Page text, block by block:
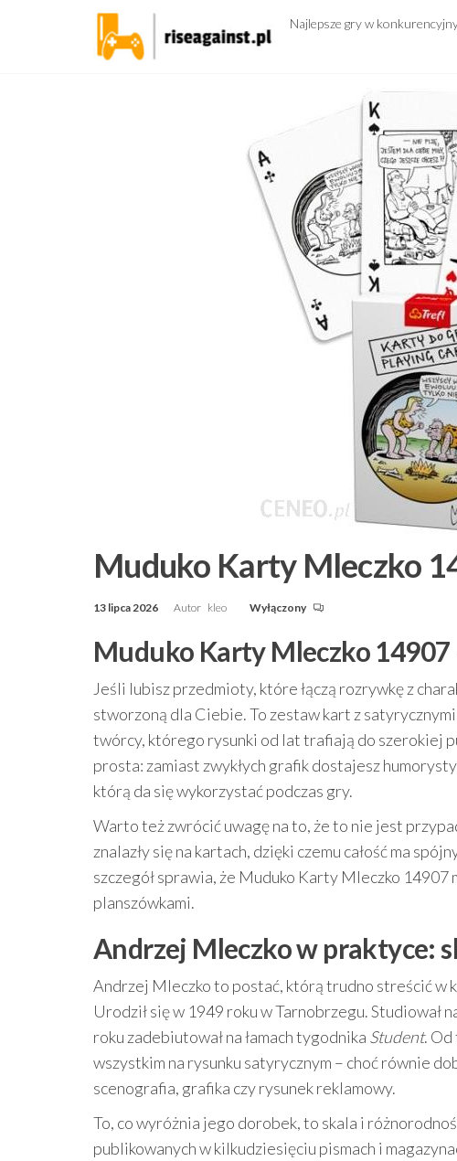
Najlepsze gry w
Muduko Karty Mleczko
13 lipca 2026 Autor kleo Wyłączony
Muduko Karty Mleczko
Jeśli lubisz przedmioty, które łączą rozrywkę z
stworzoną dla Ciebie. To zestaw kart z
twórcy, którego rysunki od lat trafiają do szerokiej
prosta: zamiast zwykłych grafik dostajesz
którą da się wykorzystać podczas gry.
Warto też zwrócić uwagę na to, że to nie jest
znalazły się na kartach, dzięki czemu całość ma
szczegół sprawia, że Muduko Karty Mleczko
planszówkami.
Andrzej Mleczko w praktyce:
Andrzej Mleczko to postać, którą trudno streścić w
Urodził się w 1949 roku w Tarnobrzegu.
roku zadebiutował na łamach tygodnika Student.
wszystkim na rysunku satyrycznym – choć równie
scenografia, grafika czy rysunek reklamowy.
To, co wyróżnia jego dorobek, to skala i
publikowanych w kilkudziesięciu pismach i